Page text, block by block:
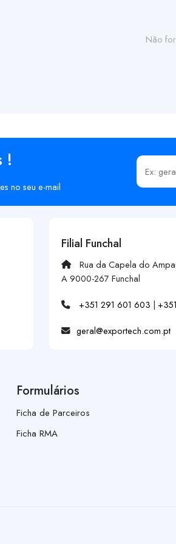
Não
!
no seu e-mail
Insira o
Filial Funchal
Rua da Capela do
A 9000-267 Funchal
+351 291 601 603 |
geral@exportech.com.pt
Formulários
Ficha de Parceiros
Ficha RMA